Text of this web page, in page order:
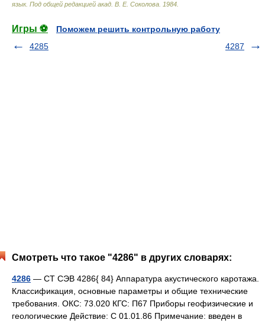
язык. Под общей редакцией акад. В. Е. Соколова 1984
Игры ⚽
Поможем решить контрольную работу
4285
4287
Смотреть что такое "4286" в других словарях:
4286 — СТ СЭВ 4286{ 84} Аппаратура акустического каротажа.
Классификация, основные параметры и общие технические
требования. ОКС: 73.020 КГС: П67 Приборы геофизические и
геологические Действие: С 01.01.86 Примечание: введен в